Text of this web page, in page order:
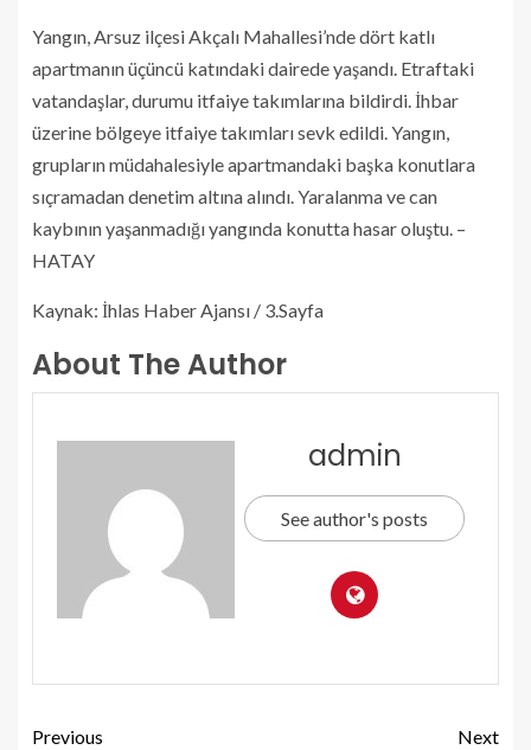
Yangın, Arsuz ilçesi Akçalı Mahallesi’nde dört katlı
apartmanın üçüncü katındaki dairede yaşandı. Etraftaki
vatandaşlar, durumu itfaiye takımlarına bildirdi. İhbar
üzerine bölgeye itfaiye takımları sevk edildi. Yangın,
grupların müdahalesiyle apartmandaki başka konutlara
sıçramadan denetim altına alındı. Yaralanma ve can
kaybının yaşanmadığı yangında konutta hasar oluştu. –
HATAY
Kaynak: İhlas Haber Ajansı / 3.Sayfa
About The Author
admin
See author's posts
Previous
Next